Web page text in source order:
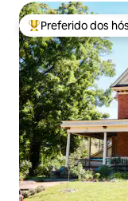
Entre os melhores
Preferido dos